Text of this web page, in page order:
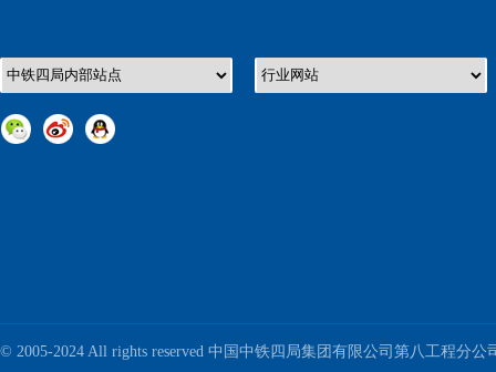
© 2005-2024 All rights reserved 中国中铁四局集团有限公司第八工程分